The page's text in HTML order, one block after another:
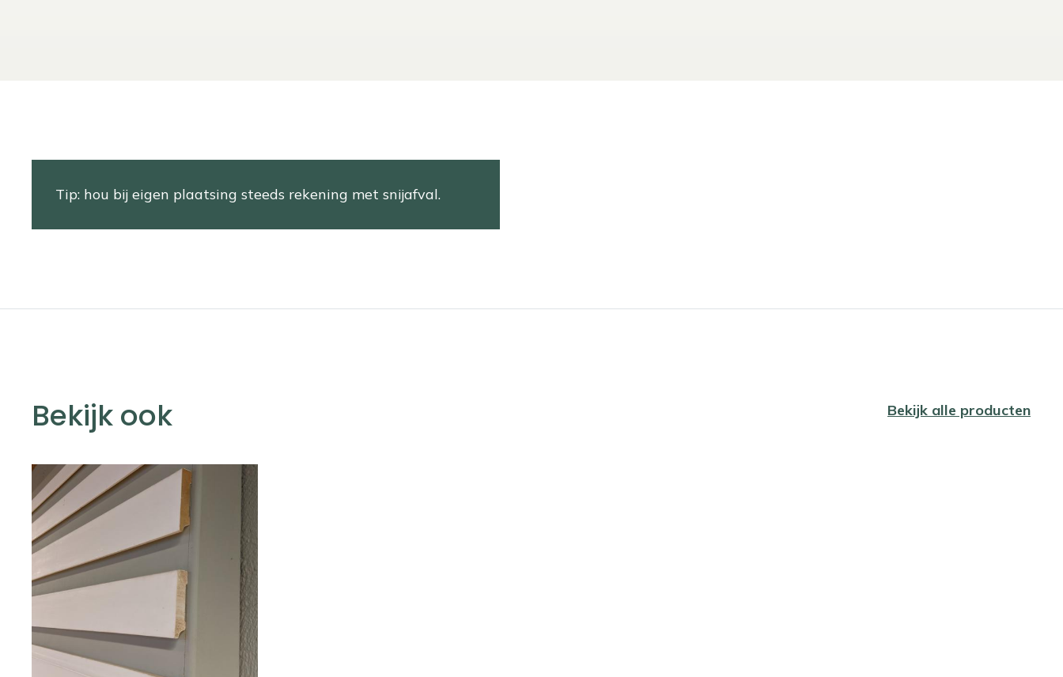
Tip: hou bij eigen plaatsing steeds rekening met snijafval.
Bekijk ook Bekijk alle producten